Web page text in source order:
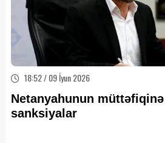
18:52 / 09 İyun 2026
Netanyahunun müttəfiqinə
sanksiyalar